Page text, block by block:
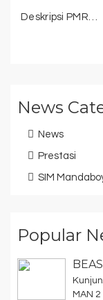
Deskripsi PMR…
News
News
Prestasi
SIM
Popular
MAN